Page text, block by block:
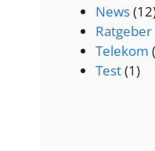
News
Ratgeber
Telekom
Test(1)